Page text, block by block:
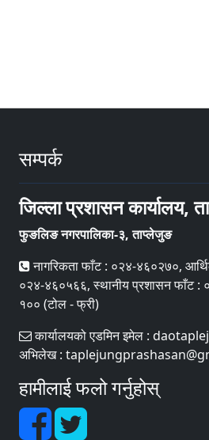
सम्पर्क
जिल्ला प्रशासन कार्यालय,
फुङलिङ नगरपालिका-३, ताप्लेजुङ
नागरिकता फाँट : ०२४-४६०२७०,
०२४-४६०५६६, स्थानीय प्रशासन फाँट :
१०० (टोल - फ्री)
कार्यालयको एडमिन इमेल :
अभिलेख :
हामीलाई फलो गर्नुहोस्